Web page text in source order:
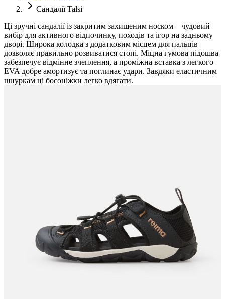
Сандалії Talsi
Ці зручні сандалії із закритим захищеним носком – чудовий
вибір для активного відпочинку, походів та ігор на задньому
дворі. Широка колодка з додатковим місцем для пальців
дозволяє правильно розвиватися стопі. Міцна гумова підошва
забезпечує відмінне зчеплення, а проміжна вставка з легкого
EVA добре амортизує та поглинає удари. Завдяки еластичним
шнуркам ці босоніжки легко вдягати.